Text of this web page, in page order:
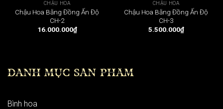
CHẬU HOA
Chậu Hoa Bằng Đồng Ấn Độ
CH-2
16.000.000₫
CHẬU HOA
Chậu Hoa Bằng Đồng Ấn Độ
CH-3
5.500.000₫
DANH MỤC SẢN PHẨM
Bình hoa